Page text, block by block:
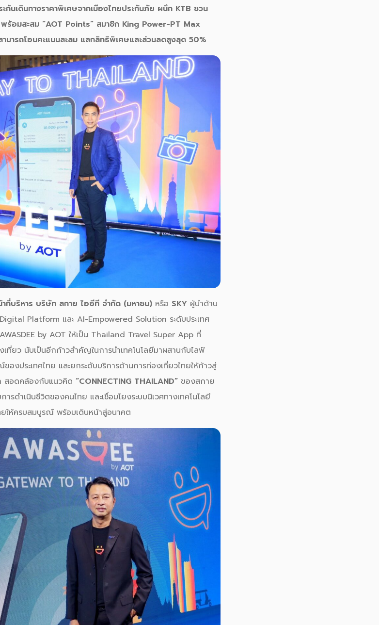
นเดินทางราคาพิเศษจากเมืองไทยประกันภัย ผนึก KTB ชวน
พร้อมสะสม “AOT Points” สมาชิก King Power-PT Max
มารถโอนคะแนนสะสม แลกสิทธิพิเศษและส่วนลดสูงสุด 50%
าที่บริหาร บริษัท สกาย ไอซีที จำกัด (มหาชน) หรือ SKY ผู้นำด้าน
Platform และ AI-Empowered Solution ระดับประเทศ
by AOT ให้เป็น Thailand Travel Super App ที่
ที่ยว นับเป็นอีกก้าวสำคัญในการนำเทคโนโลยีมาผสานกับไลฟ์
งประเทศไทย และยกระดับบริการด้านการท่องเที่ยวไทยให้ก้าวสู่
สอดคล้องกับแนวคิด “CONNECTING THAILAND” ของสกาย
ารดำเนินชีวิตของคนไทย และเชื่อมโยงระบบนิเวศทางเทคโนโลยี
ยให้ครบสมบูรณ์ พร้อมเดินหน้าสู่อนาคต